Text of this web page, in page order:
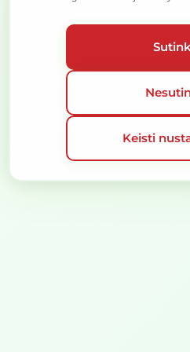
SLAPUKŲ
SPRENDIMAS:
Keisti